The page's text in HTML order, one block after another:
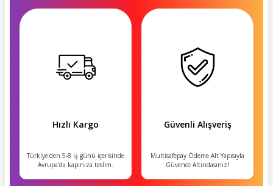
Hızlı Kargo
Türkiye'den 5-8 iş günü içerisinde
Avrupa'da kapınıza teslim.
Güvenli Alışveriş
Multisafepay Ödeme Alt Yapısıyla
Güvence Altındasınız!